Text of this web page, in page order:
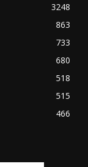
3248
863
733
680
518
515
466